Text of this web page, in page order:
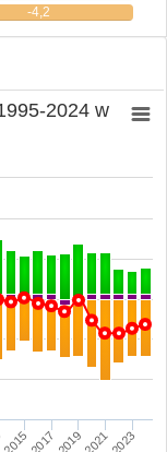
-4,2
2024 w
20152017 201920212023